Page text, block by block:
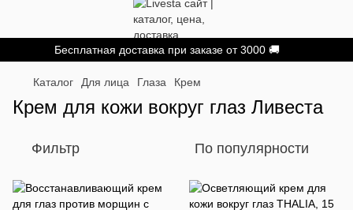
Бесплатная доставка при заказе от 3000 🚚
Каталог Для лица Глаза Крем
Крем для кожи вокруг глаз Ливеста
Фильтр По популярности